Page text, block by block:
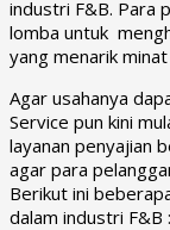
industri F&B. Para
lomba untuk
yang menarik
Agar usahanya
Service pun kini
layanan penyajian
agar para
Berikut ini
dalam industri F&B :